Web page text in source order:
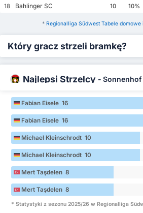
18
Bahlinger SC 10 10%
* Regionalliga Südwest Tabele
Który gracz strzeli bramkę?
Najlepsi Strzelcy -
Fabian Eisele 16
Fabian Eisele 16
Michael Kleinschrodt 10
Michael Kleinschrodt 10
Mert Taşdelen 8
Mert Taşdelen 8
* Statystyki z sezonu 2025/26 w Regionalliga